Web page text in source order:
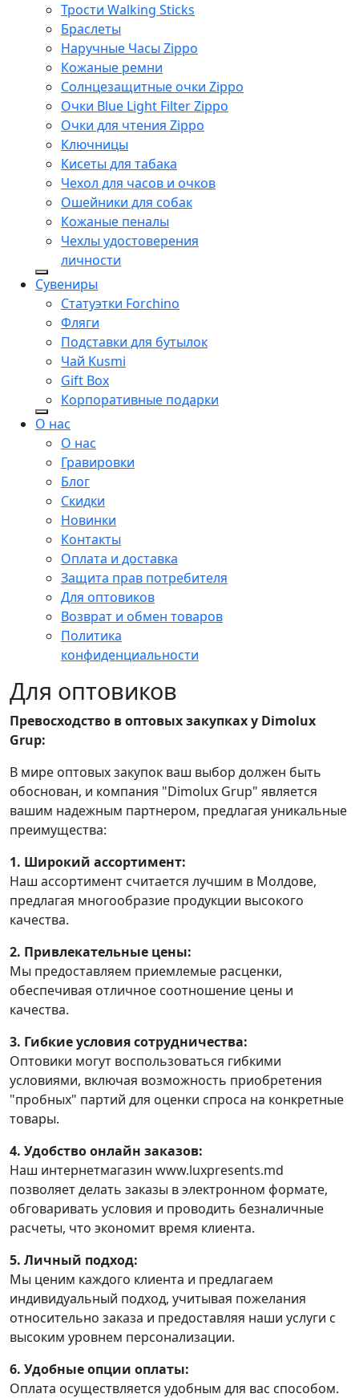
Трости Walking Sticks
Браслеты
Наручные Часы Zippo
Кожаные ремни
Солнцезащитные очки Zippo
Очки Blue Light Filter Zippo
Очки для чтения Zippo
Ключницы
Кисеты для табака
Чехол для часов и очков
Ошейники для собак
Кожаные пеналы
Чехлы удостоверения
личности
Сувениры
Статуэтки Forchino
Фляги
Подставки для бутылок
Чай Kusmi
Gift Box
Корпоративные подарки
О нас
О нас
Гравировки
Блог
Скидки
Новинки
Контакты
Оплата и доставка
Защита прав потребителя
Для оптовиков
Возврат и обмен товаров
Политика
конфиденциальности
Для оптовиков
Превосходство в оптовых закупках у Dimolux
Grup:
В мире оптовых закупок ваш выбор должен быть
обоснован, и компания "Dimolux Grup" является
вашим надежным партнером, предлагая уникальные
преимущества:
1. Широкий ассортимент:
Наш ассортимент считается лучшим в Молдове,
предлагая многообразие продукции высокого
качества.
2. Привлекательные цены:
Мы предоставляем приемлемые расценки,
обеспечивая отличное соотношение цены и
качества.
3. Гибкие условия сотрудничества:
Оптовики могут воспользоваться гибкими
условиями, включая возможность приобретения
"пробных" партий для оценки спроса на конкретные
товары.
4. Удобство онлайн заказов:
Наш интернетмагазин www.luxpresents.md
позволяет делать заказы в электронном формате,
обговаривать условия и проводить безналичные
расчеты, что экономит время клиента.
5. Личный подход:
Мы ценим каждого клиента и предлагаем
индивидуальный подход, учитывая пожелания
относительно заказа и предоставляя наши услуги с
высоким уровнем персонализации.
6. Удобные опции оплаты:
Оплата осуществляется удобным для вас способом.